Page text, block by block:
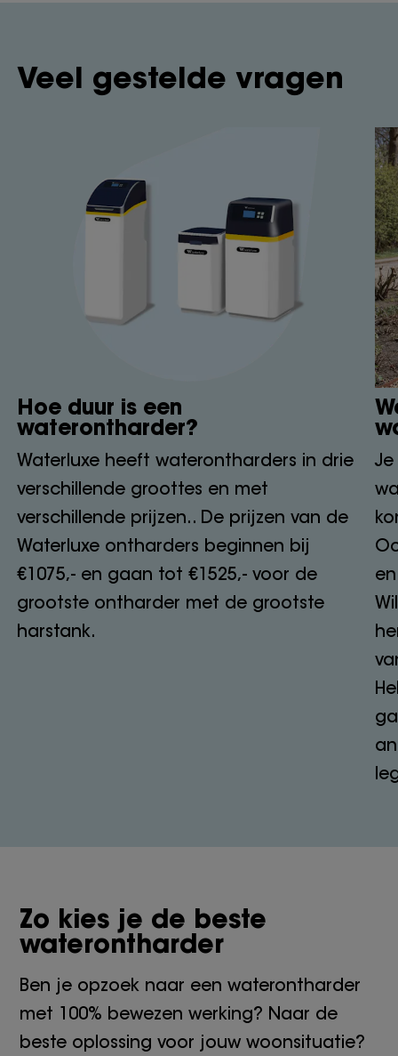
Veel gestelde vragen
Hoe duur is een
waterontharder?
Waterluxe heeft waterontharders in drie
verschillende groottes en met
verschillende prijzen.. De prijzen van de
Waterluxe ontharders beginnen bij
€1075,- en gaan tot €1525,- voor de
grootste ontharder met de grootste
harstank.
Zo kies je de beste
waterontharder
Ben je opzoek naar een waterontharder
met 100% bewezen werking? Naar de
beste oplossing voor jouw woonsituatie?